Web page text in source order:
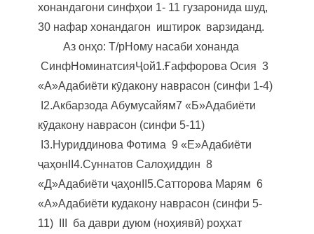
хонандагони синфҳои 1- 11 гузаронида шуд,
30 нафар хонандагон иштирок варзиданд.
Аз онҳо: Т/рНому насаби хонанда
СинфНоминатсияҶой1.Ғаффорова Осия 3
«А»Адабиёти кӯдакону наврасон (синфи 1-4)
I2.Акбарзода Абумусайям7 «Б»Адабиёти
кӯдакону наврасон (синфи 5-11)
I3.Нуриддинова Фотима 9 «Е»Адабиёти
ҷаҳонII4.Суннатов Салоҳиддин 8
«Д»Адабиёти ҷаҳонII5.Сатторова Марям 6
«А»Адабиёти кудакону наврасон (синфи 5-
11) III ба даври дуюм (ноҳиявӣ) роҳхат